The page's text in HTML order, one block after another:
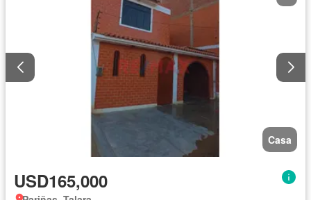
Casa
USD165,000